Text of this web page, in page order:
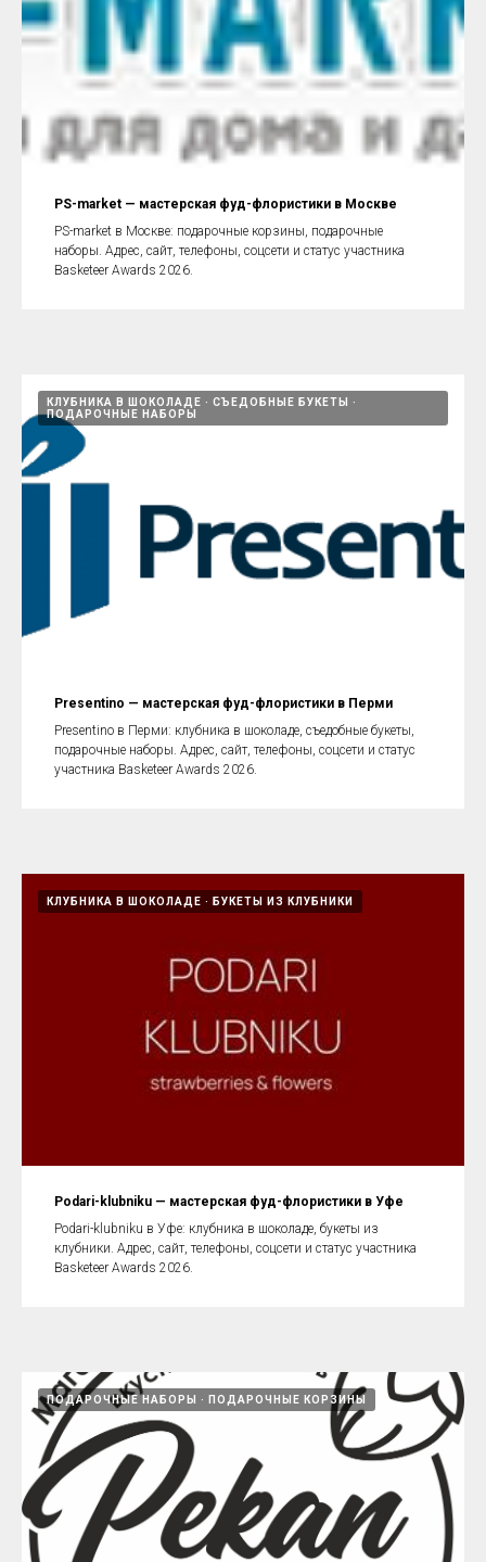
PS-market — мастерская фуд-флористики в Москве
PS-market в Москве: подарочные корзины, подарочные
наборы. Адрес, сайт, телефоны, соцсети и статус участника
Basketeer Awards 2026.
КЛУБНИКА В ШОКОЛАДЕ
СЪЕДОБНЫЕ БУКЕТЫ
ПОДАРОЧНЫЕ НАБОРЫ
Presentino — мастерская фуд-флористики в Перми
Presentino в Перми: клубника в шоколаде, съедобные букеты,
подарочные наборы. Адрес, сайт, телефоны, соцсети и статус
участника Basketeer Awards 2026.
КЛУБНИКА В ШОКОЛАДЕ БУКЕТЫ ИЗ КЛУБНИКИ
Podari-klubniku — мастерская фуд-флористики в Уфе
Podari-klubniku в Уфе: клубника в шоколаде, букеты из
клубники. Адрес, сайт, телефоны, соцсети и статус участника
Basketeer Awards 2026.
ПОДАРОЧНЫЕ НАБОРЫ ПОДАРОЧНЫЕ КОРЗИНЫ